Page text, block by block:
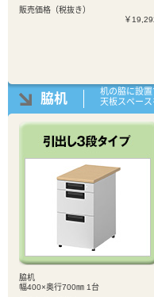
販売価格（税抜き）
￥
脇机
机の脇に設
天板スペース
脇机
幅400×奥行700㎜ 1台